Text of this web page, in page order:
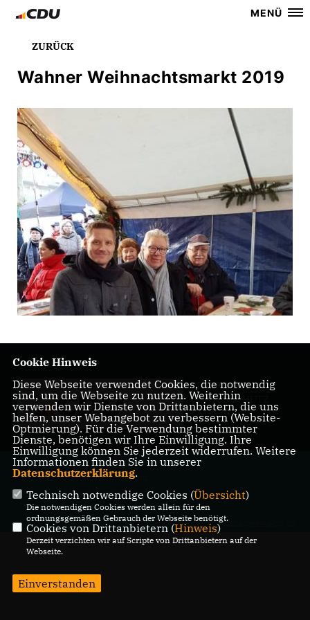
MENÜ
ZURÜCK
Wahner Weihnachtsmarkt 2019
IMPRESSUM
DATENSCHUTZ
KONTAKT
@2026 CDU
Wahn/Wahnheide/Lind/Libur
Alle Rechte vorbehalten.
REALISATION: SHARKNESS MEDIA GMBH & CO. KG
Cookie Hinweis
Diese Webseite verwendet Cookies, die notwendig
sind, um die Webseite zu nutzen. Weiterhin
verwenden wir Dienste von Drittanbietern, die uns
helfen, unser Webangebot zu verbessern (Website-
Optmierung). Für die Verwendung bestimmter
Dienste, benötigen wir Ihre Einwilligung. Ihre
Einwilligung können Sie jederzeit widerrufen. Weitere
Informationen finden Sie in unserer
Datenschutzerklärung.
Technisch notwendige Cookies (Übersicht)
Die notwendigen Cookies werden allein für den
ordnungsgemäßen Gebrauch der Webseite benötigt.
Cookies von Drittanbietern (Hinweis)
Derzeit verzichten wir auf Scripte von Drittanbietern auf der
Webseite.
Einverstanden